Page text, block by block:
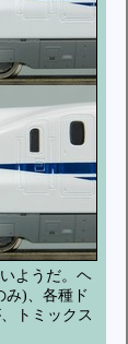
ようだ。ヘ
み)、各種ド
トミックス